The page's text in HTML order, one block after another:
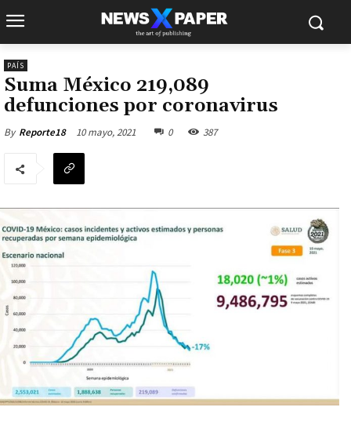
PAÍS
Suma México 219,089
defunciones por coronavirus
By Reporte18 10 mayo, 2021 0 387